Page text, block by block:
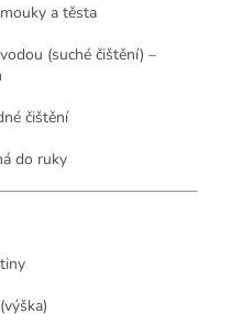
a těsta
(suché čištění) –
čištění
do ruky